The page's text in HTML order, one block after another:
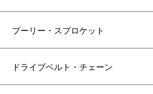
プーリー・スプロケット
ドライブベルト・チェーン